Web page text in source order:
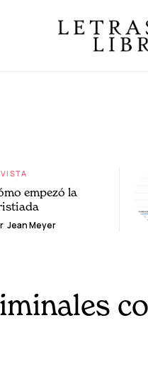
empezó la
Jean Meyer